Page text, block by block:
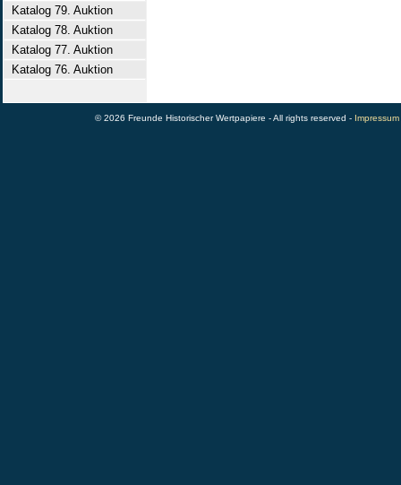
Katalog 79. Auktion
Katalog 78. Auktion
Katalog 77. Auktion
Katalog 76. Auktion
© 2026 Freunde Historischer Wertpapiere - All rights reserved - Impressum